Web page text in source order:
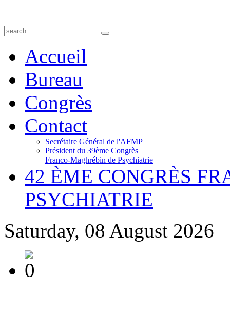
Accueil
Bureau
Congrès
Contact
Secrétaire Général de l'AFMP
Président du 39ème Congrès
Franco-Maghrébin de Psychiatrie
42 ÈME CONGRÈS
PSYCHIATRIE
Saturday, 08 August 2026